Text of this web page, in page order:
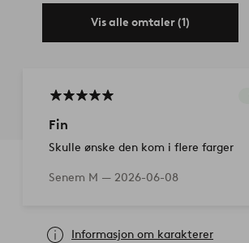
Vis alle omtaler (1)
Fin
Skulle ønske den kom i flere farger
Senem M — 2026-06-08
Informasjon om karakterer